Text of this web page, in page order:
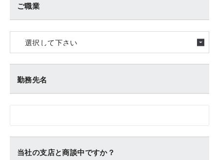
ご職業
勤務先名
当社の支店と商談中ですか？